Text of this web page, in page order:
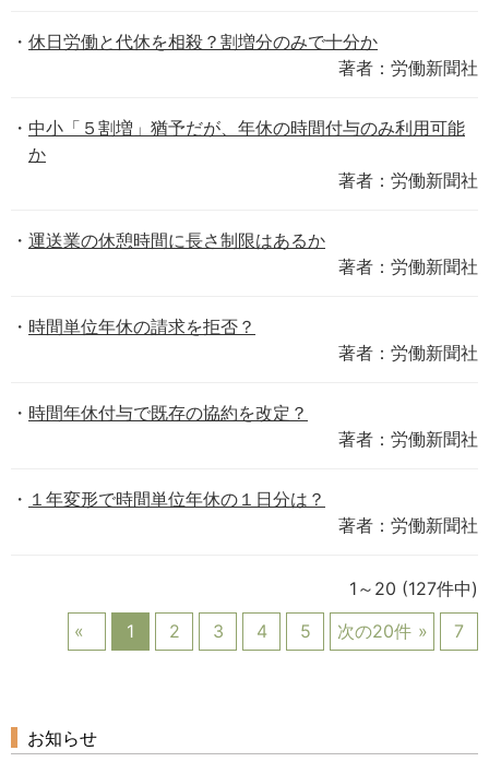
休日労働と代休を相殺？割増分のみで十分か
著者：労働新聞社
中小「５割増」猶予だが、年休の時間付与のみ利用可能
か
著者：労働新聞社
運送業の休憩時間に長さ制限はあるか
著者：労働新聞社
時間単位年休の請求を拒否？
著者：労働新聞社
時間年休付与で既存の協約を改定？
著者：労働新聞社
１年変形で時間単位年休の１日分は？
著者：労働新聞社
1～20 (127件中)
1
2 3 4 5 次の20件 7
お知らせ